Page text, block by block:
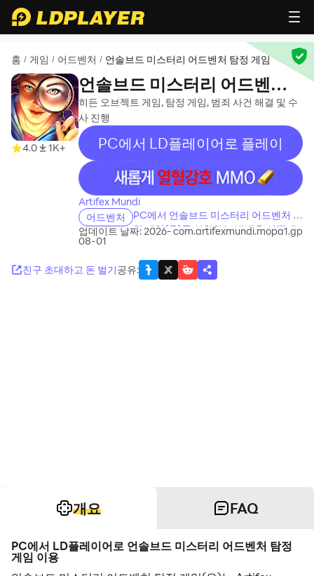
홈 / 게임 / 어드벤처 / 언솔브드 미스터리 어드벤처 탐정 게임
4.0 1K+
언솔브드 미스터리 어드벤처
탐정 게임
히든 오브젝트 게임, 탐정 게임, 범죄 사건 해결 및 수
사 진행
PC에서 LD플레이어로 플레이
recommend
Artifex Mundi
어드벤처
PC에서 언솔브드 미스터리 어드벤처 탐
정 게임(을)를 설치하는 방법은 어떻게
업데이트 날짜: 2026-
08-01
com.artifexmundi.mopa1.gp
친구 초대하고 돈 벌기공유:
개요 FAQ
PC에서 LD플레이어로 언솔브드 미스터리 어드벤처 탐정
게임 이용